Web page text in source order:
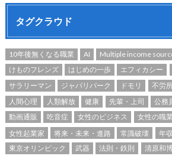
タグクラウド
10年後無くなる職業 AI Multiple income
けものフレンズ
はじめの一歩 エフィカシー
サラリーマン
ジャパリパーク ドモリ 不労
人間心理
人類解放 健康 先輩・上司 公務
動画通販
吃音症 女性のビジネス 女性の職業
女性起業家
将来・未来・進路 常識破壊 年収
東京オリンピック
武器 法則・鉄則 清原和博